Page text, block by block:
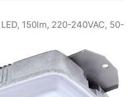
150lm, 220-240VAC, 50-